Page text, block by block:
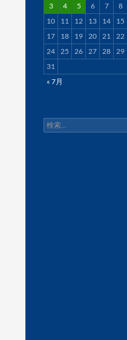
3
4 5 6 7 8
10
11 12 13 14 15
17
18 19 20 21 22
24
25 26 27 28 29
31
« 7月
検
索: